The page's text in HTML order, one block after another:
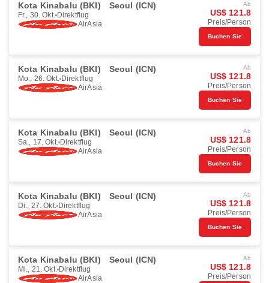
Kota Kinabalu (BKI) Seoul (ICN)
Fr., 30. Okt. Direktflug
AirAsia
Ab
US$ 121.8
Preis/Person
Buchen Sie
Kota Kinabalu (BKI) Seoul (ICN)
Mo., 26. Okt. Direktflug
AirAsia
Ab
US$ 121.8
Preis/Person
Buchen Sie
Kota Kinabalu (BKI) Seoul (ICN)
Sa., 17. Okt. Direktflug
AirAsia
Ab
US$ 121.8
Preis/Person
Buchen Sie
Kota Kinabalu (BKI) Seoul (ICN)
Di., 27. Okt. Direktflug
AirAsia
Ab
US$ 121.8
Preis/Person
Buchen Sie
Kota Kinabalu (BKI) Seoul (ICN)
Mi., 21. Okt. Direktflug
AirAsia
Ab
US$ 121.8
Preis/Person